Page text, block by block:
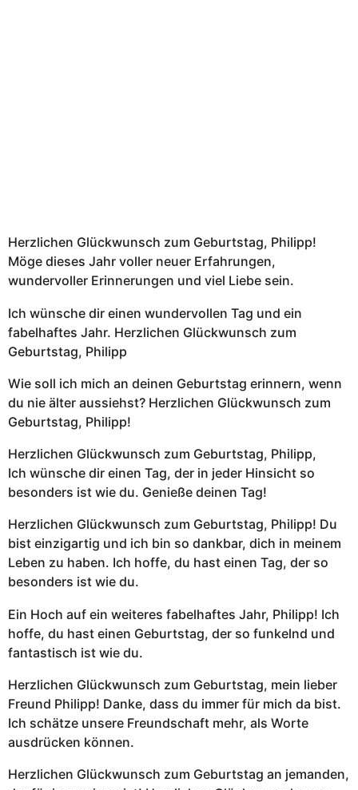
Herzlichen Glückwunsch zum Geburtstag, Philipp!
Möge dieses Jahr voller neuer Erfahrungen,
wundervoller Erinnerungen und viel Liebe sein.
Ich wünsche dir einen wundervollen Tag und ein
fabelhaftes Jahr. Herzlichen Glückwunsch zum
Geburtstag, Philipp
Wie soll ich mich an deinen Geburtstag erinnern, wenn
du nie älter aussiehst? Herzlichen Glückwunsch zum
Geburtstag, Philipp!
Herzlichen Glückwunsch zum Geburtstag, Philipp,
Ich wünsche dir einen Tag, der in jeder Hinsicht so
besonders ist wie du. Genieße deinen Tag!
Herzlichen Glückwunsch zum Geburtstag, Philipp! Du
bist einzigartig und ich bin so dankbar, dich in meinem
Leben zu haben. Ich hoffe, du hast einen Tag, der so
besonders ist wie du.
Ein Hoch auf ein weiteres fabelhaftes Jahr, Philipp! Ich
hoffe, du hast einen Geburtstag, der so funkelnd und
fantastisch ist wie du.
Herzlichen Glückwunsch zum Geburtstag, mein lieber
Freund Philipp! Danke, dass du immer für mich da bist.
Ich schätze unsere Freundschaft mehr, als Worte
ausdrücken können.
Herzlichen Glückwunsch zum Geburtstag an jemanden,